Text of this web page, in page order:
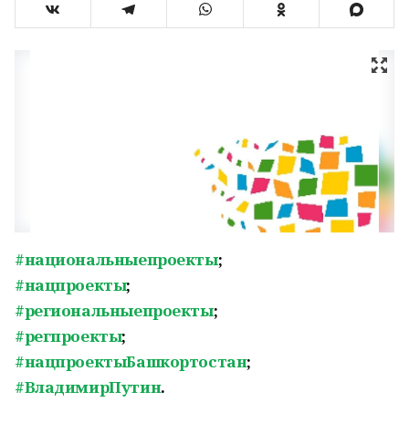
#национальныепроекты;
#нацпроекты;
#региональныепроекты;
#регпроекты;
#нацпроектыБашкортостан;
#ВладимирПутин.